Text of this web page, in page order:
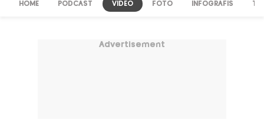
HOME PODCAST VIDEO FOTO INFOGRAFIS TV
Advertisement